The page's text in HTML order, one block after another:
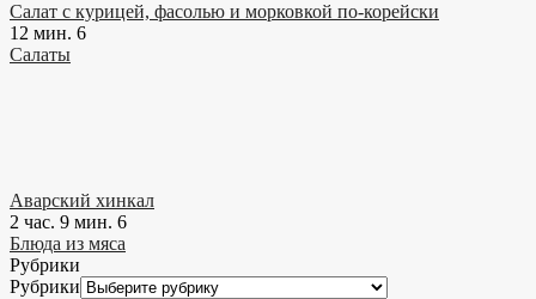
Салат с курицей, фасолью и морковкой по-корейски
12 мин. 6
Салаты
Аварский хинкал
2 час. 9 мин. 6
Блюда из мяса
Рубрики
Рубрики